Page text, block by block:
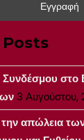
Posts
στο
3 Αυγούστου,
την απώλεια